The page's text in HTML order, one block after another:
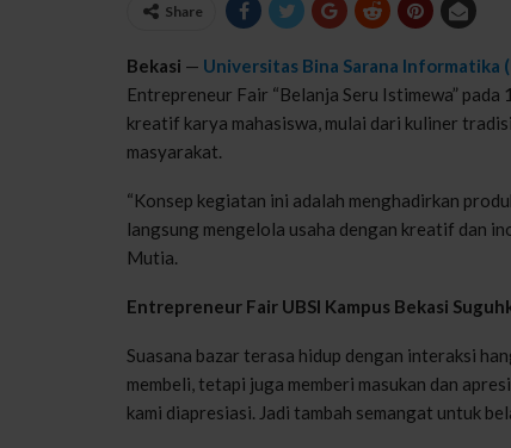
Share
Bekasi — Universitas Bina Sarana Informatika
Entrepreneur Fair “Belanja Seru Istimewa”
kreatif karya mahasiswa, mulai dari kuliner
masyarakat.
“Konsep kegiatan ini adalah menghadirkan
langsung mengelola usaha dengan kreatif dan
Mutia.
Entrepreneur Fair UBSI Kampus Bekasi
Suasana bazar terasa hidup dengan interaksi
membeli, tetapi juga memberi masukan dan
kami diapresiasi. Jadi tambah semangat untuk